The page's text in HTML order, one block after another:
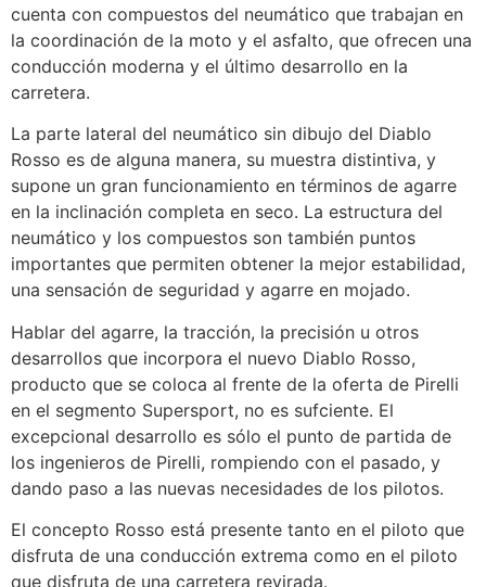
cuenta con compuestos del neumático que trabajan en
la coordinación de la moto y el asfalto, que ofrecen una
conducción moderna y el último desarrollo en la
carretera.
La parte lateral del neumático sin dibujo del Diablo
Rosso es de alguna manera, su muestra distintiva, y
supone un gran funcionamiento en términos de agarre
en la inclinación completa en seco. La estructura del
neumático y los compuestos son también puntos
importantes que permiten obtener la mejor estabilidad,
una sensación de seguridad y agarre en mojado.
Hablar del agarre, la tracción, la precisión u otros
desarrollos que incorpora el nuevo Diablo Rosso,
producto que se coloca al frente de la oferta de Pirelli
en el segmento Supersport, no es sufciente. El
excepcional desarrollo es sólo el punto de partida de
los ingenieros de Pirelli, rompiendo con el pasado, y
dando paso a las nuevas necesidades de los pilotos.
El concepto Rosso está presente tanto en el piloto que
disfruta de una conducción extrema como en el piloto
que disfruta de una carretera revirada.